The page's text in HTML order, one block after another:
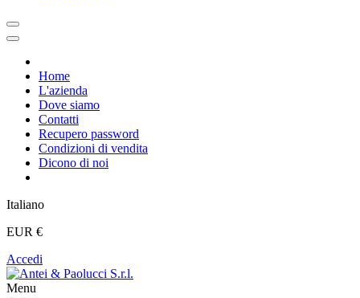
Home
L'azienda
Dove siamo
Contatti
Recupero password
Condizioni di vendita
Dicono di noi
Italiano
EUR €
Accedi
Menu